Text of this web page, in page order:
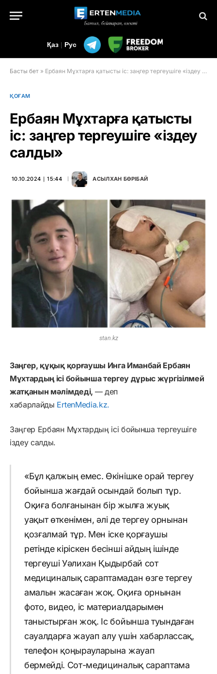
Қаз | Рус
Басты бет » Ербаян Мұхтарға қатысты іс: заңгер тергеушіге «іздеу салды»
ҚОҒАМ
Ербаян Мұхтарға қатысты
іс: заңгер тергеушіге «іздеу
салды»
10.10.2024 ∣ 15:44 АСЫЛХАН БӨРІБАЙ
stan.kz
Заңгер, құқық қорғаушы Инга Иманбай Ербаян
Мұхтардың ісі бойынша тергеу дұрыс жүргізілмей
жатқанын мәлімдеді, — деп
хабарлайды ErtenMedia.kz.
Заңгер Ербаян Мұхтардың ісі бойынша тергеушіге
іздеу салды.
«Бұл қалжың емес. Өкінішке орай тергеу
бойынша жағдай осындай болып тұр.
Оқиға болғанынан бір жылға жуық
уақыт өткенімен, әлі де тергеу орнынан
қозғалмай тұр. Мен іске қорғаушы
ретінде кіріскен бесінші айдың ішінде
тергеуші Уәлихан Қыдырбай сот
медициналық сараптамадан өзге тергеу
амалын жасаған жоқ. Оқиға орнынан
фото, видео, іс материалдарымен
таныстырған жоқ. Іс бойынша туындаған
сауалдарға жауап алу үшін хабарлассақ,
телефон қоңырауларына жауап
бермейді. Сот-медициналық сараптама